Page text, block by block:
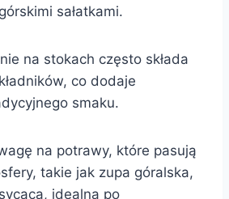
sałatkami.
na stokach często składa
co dodaje
smaku.
na potrawy, które pasują
takie jak zupa góralska,
idealna po